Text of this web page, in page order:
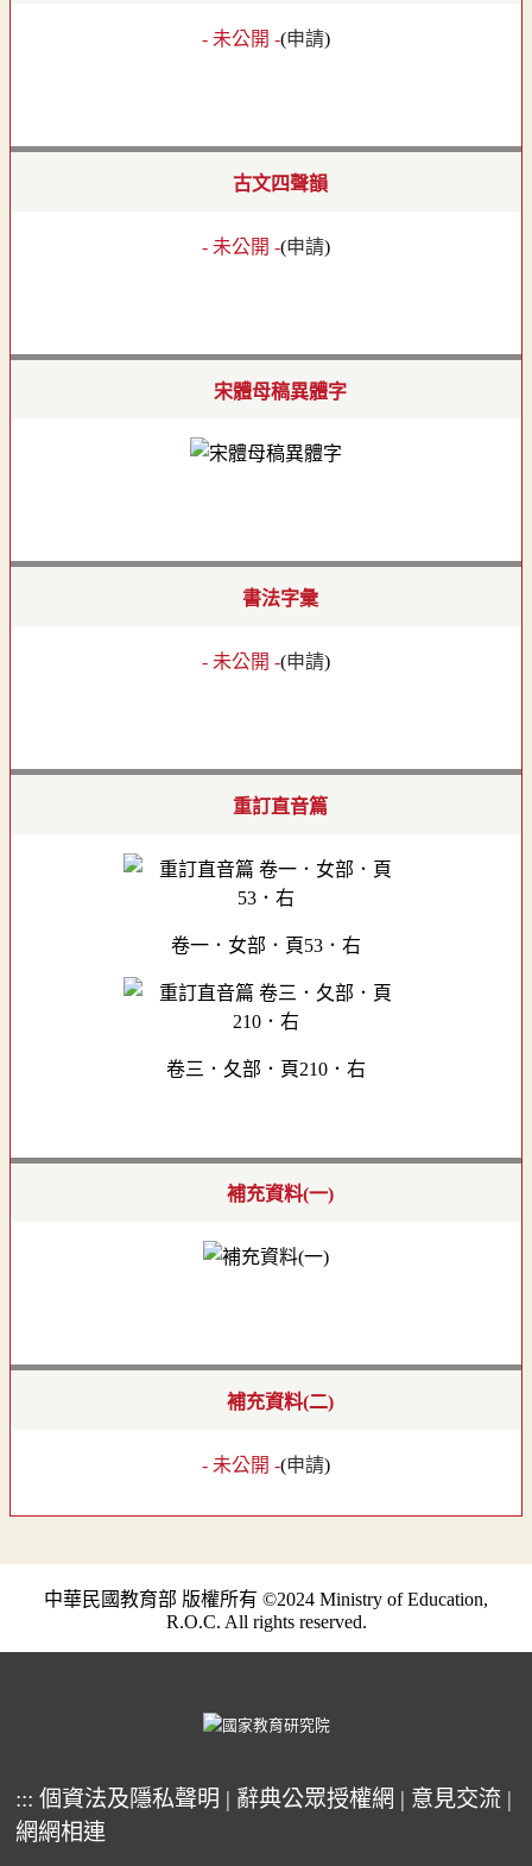
- 未公開 -(申請)
古文四聲韻
- 未公開 -(申請)
宋體母稿異體字
書法字彙
- 未公開 -(申請)
重訂直音篇
卷一．女部．頁53．右
卷三．夂部．頁210．右
補充資料(一)
補充資料(二)
- 未公開 -(申請)
中華民國教育部 版權所有 ©2024 Ministry of Education,
R.O.C. All rights reserved.
::: 個資法及隱私聲明 | 辭典公眾授權網 | 意見交流 |
網網相連